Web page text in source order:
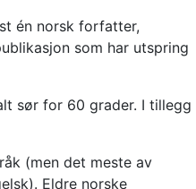
én norsk forfatter,
som har utspring
sør for 60 grader. I tillegg
(men det meste av
Eldre norske